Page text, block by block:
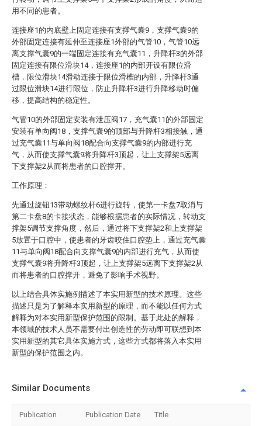
用不同的患者。
连接座1的内底壁上固定连接有支撑气囊9，支撑气囊9的
外部固定连接有延伸至连接座1外部的气管10，气管10远
离支撑气囊9的一端固定连接有充气囊11，升降杆3的外部
固定连接有限位滑块14，连接座1的内部开设有限位滑
槽，限位滑块14滑动连接于限位滑槽的内部，升降杆3通
过限位滑块14进行限位，防止升降杆3进行升降移动时偏
移，提高结构的稳定性。
气管10的外部固定安装有泄压阀17，充气囊11的外部固定
安装有单向阀18，支撑气囊9的顶部与升降杆3相接触，通
过充气囊11与单向阀18配合向支撑气囊9的内部进行充
气，从而使支撑气囊9将升降杆3顶起，让上支撑架5远离
下支撑架2从而将患者的口腔撑开。
工作原理：
先通过旋钮13带动螺纹杆6进行旋转，使第一卡盘7取消与
第二卡盘8的卡接状态，能够根据患者的实际情况，转动支
撑架5调节支撑角度，然后，通过将下支撑架2和上支撑架
5放置于口腔中，使患者的牙齿咬住口腔垫上，通过充气囊
11与单向阀18配合向支撑气囊9的内部进行充气，从而使
支撑气囊9将升降杆3顶起，让上支撑架5远离下支撑架2从
而将患者的口腔撑开，避免了影响手术视野。
以上结合具体实施例描述了本实用新型的技术原理。这些
描述只是为了解释本实用新型的原理，而不能以任何方式
解释为对本实用新型保护范围的限制。基于此处的解释，
本领域的技术人员不需要付出创造性的劳动即可联想到本
实用新型的其它具体实施方式，这些方式都将落入本实用
新型的保护范围之内。
Similar Documents
Publication Publication Date Title